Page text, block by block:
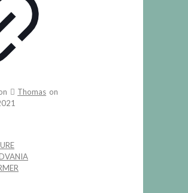
Thomas on